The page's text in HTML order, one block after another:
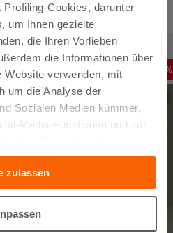
Cookies, darunter
um Ihnen gezielte
die Ihren Vorlieben
die Informationen über
Website verwenden, mit
um die Analyse der
Sozialen Medien kümmer,
Media-Funktionen und zur
Diese könnten sie mit
Sie ihnen geliefert haben oder
ihrer Dienste
Falls Sie mehr wissen
zu allen oder einigen
zulassen
mit Füßen Silia cm
€ ,00%